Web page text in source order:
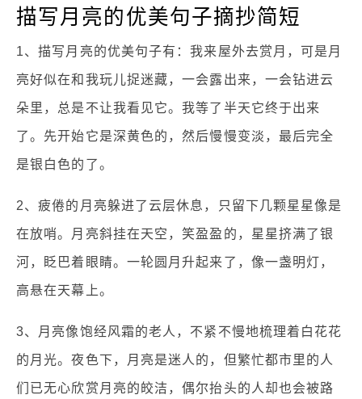
描写月亮的优美句子摘抄简短
1、描写月亮的优美句子有：我来屋外去赏月，可是月
亮好似在和我玩儿捉迷藏，一会露出来，一会钻进云
朵里，总是不让我看见它。我等了半天它终于出来
了。先开始它是深黄色的，然后慢慢变淡，最后完全
是银白色的了。
2、疲倦的月亮躲进了云层休息，只留下几颗星星像是
在放哨。月亮斜挂在天空，笑盈盈的，星星挤满了银
河，眨巴着眼睛。一轮圆月升起来了，像一盏明灯，
高悬在天幕上。
3、月亮像饱经风霜的老人，不紧不慢地梳理着白花花
的月光。夜色下，月亮是迷人的，但繁忙都市里的人
们已无心欣赏月亮的皎洁，偶尔抬头的人却也会被路